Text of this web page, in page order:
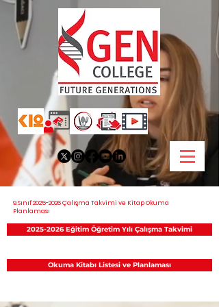
9.Sınıf2025-2026Çalışma Takvimi ve Kitap Okuma
Planlaması
2025-2026 Eğitim Öğretim Yılı Çalışma Takvimi
Okuma Kitabı Listesi ve Planlaması